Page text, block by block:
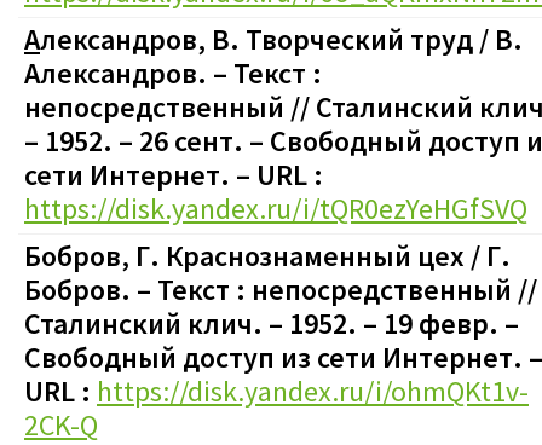
Александров, В. Творческий труд / В.
Александров. – Текст :
непосредственный // Сталинский
– 1952. – 26 сент. – Свободный доступ
сети Интернет. – URL :
https://disk.yandex.ru/i/tQR0ezYeHGfSVQ
Бобров, Г. Краснознаменный цех / Г.
Бобров. – Текст : непосредственный //
Сталинский клич. – 1952. – 19 февр. –
Свободный доступ из сети Интернет. –
URL : https://disk.yandex.ru/i/ohmQKt1v-
2CK-Q